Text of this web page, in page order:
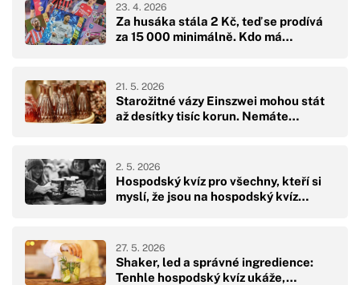
Za husáka stála 2 Kč, teď se prodívá
za 15 000 minimálně. Kdo má…
23. 4. 2026
Starožitné vázy Einszwei mohou stát
až desítky tisíc korun. Nemáte…
21. 5. 2026
Hospodský kvíz pro všechny, kteří si
myslí, že jsou na hospodský kvíz…
2. 5. 2026
Shaker, led a správné ingredience:
Tenhle hospodský kvíz ukáže,…
27. 5. 2026